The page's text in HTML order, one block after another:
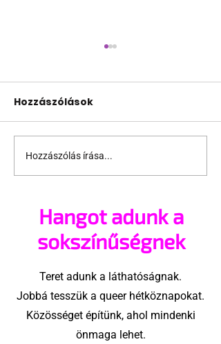
Fico már az azonos
nemű párok
Hozzászólások
Hozzászólás írása...
Hangot adunk a
sokszínűségnek
Teret adunk a láthatóságnak.
Jobbá tesszük a queer hétköznapokat.
Közösséget építünk, ahol mindenki
önmaga lehet.